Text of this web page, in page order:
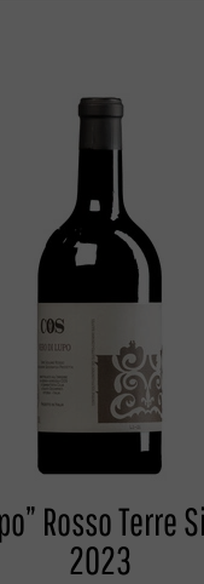
Rosso Terre
2023